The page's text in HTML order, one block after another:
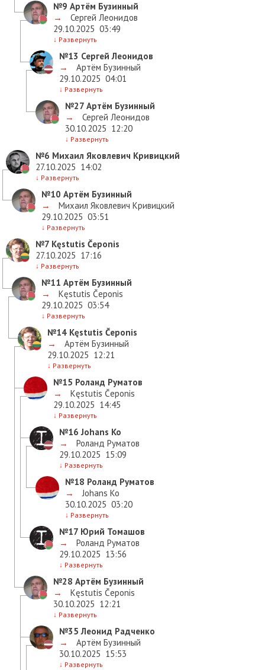
№9 Артём Бузинный
→
Сергей Леонидов
29.10.2025 03:49
↓ Развернуть
№13 Сергей Леонидов
→
Артём Бузинный
29.10.2025 04:01
↓ Развернуть
№27 Артём Бузинный
→
Сергей Леонидов
30.10.2025 12:20
↓ Развернуть
№6 Михаил Яковлевич Кривицкий
27.10.2025 14:02
↓ Развернуть
№10 Артём Бузинный
→
Михаил Яковлевич Кривицкий
29.10.2025 03:51
↓ Развернуть
№7 Kęstutis Čeponis
27.10.2025 17:16
↓ Развернуть
№11 Артём Бузинный
→
Kęstutis Čeponis
29.10.2025 03:54
↓ Развернуть
№14 Kęstutis Čeponis
→
Артём Бузинный
29.10.2025 12:21
↓ Развернуть
№15 Роланд Руматов
→
Kęstutis Čeponis
29.10.2025 14:45
↓ Развернуть
№16 Johans Ko
→
Роланд Руматов
29.10.2025 15:09
↓ Развернуть
№18 Роланд Руматов
→
Johans Ko
30.10.2025 03:20
↓ Развернуть
№17 Юрий Томашов
→
Роланд Руматов
29.10.2025 13:56
↓ Развернуть
№28 Артём Бузинный
→
Kęstutis Čeponis
30.10.2025 12:21
↓ Развернуть
№35 Леонид Радченко
→
Артём Бузинный
30.10.2025 15:53
↓ Развернуть